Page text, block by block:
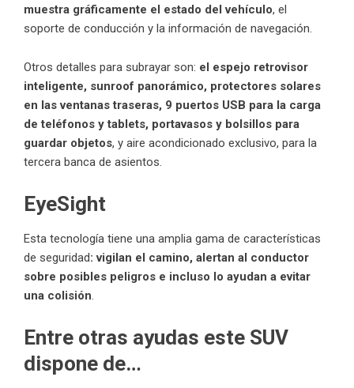
muestra gráficamente el estado del vehículo, el
soporte de conducción y la información de navegación.
Otros detalles para subrayar son: el espejo retrovisor
inteligente, sunroof panorámico, protectores solares
en las ventanas traseras, 9 puertos USB para la carga
de teléfonos y tablets, portavasos y bolsillos para
guardar objetos, y aire acondicionado exclusivo, para la
tercera banca de asientos.
EyeSight
Esta tecnología tiene una amplia gama de características
de seguridad: vigilan el camino, alertan al conductor
sobre posibles peligros e incluso lo ayudan a evitar
una colisión.
Entre otras ayudas este SUV
dispone de…